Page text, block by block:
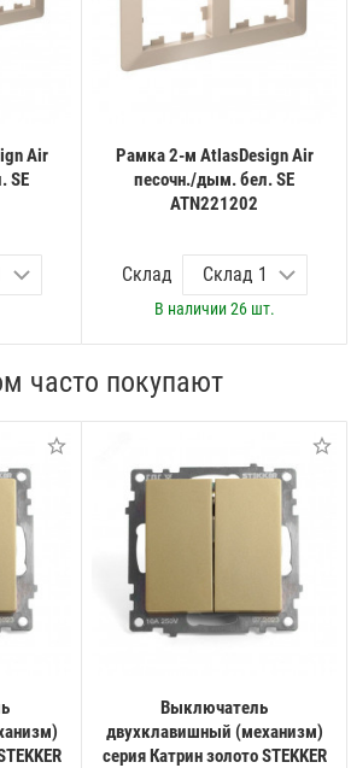
Air
SE
Рамка 2-м AtlasDesign Air
песочн./дым. бел. SE
ATN221202
Склад
В наличии26 шт.
часто покупают
Выключатель
двухклавишный (механизм)
серия Катрин золото STEKKER